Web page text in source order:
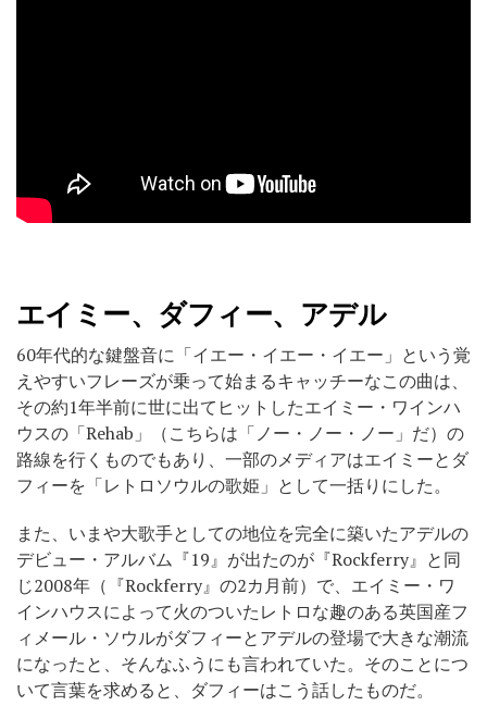
エイミー、ダフィー、アデル
60年代的な鍵盤音に「イエー・イエー・イエー」という覚
えやすいフレーズが乗って始まるキャッチーなこの曲は、
その約1年半前に世に出てヒットしたエイミー・ワインハ
ウスの「Rehab」（こちらは「ノー・ノー・ノー」だ）の
路線を行くものでもあり、一部のメディアはエイミーとダ
フィーを「レトロソウルの歌姫」として一括りにした。
また、いまや大歌手としての地位を完全に築いたアデルの
デビュー・アルバム『19』が出たのが『Rockferry』と同
じ2008年（『Rockferry』の2カ月前）で、エイミー・ワ
インハウスによって火のついたレトロな趣のある英国産フ
ィメール・ソウルがダフィーとアデルの登場で大きな潮流
になったと、そんなふうにも言われていた。そのことにつ
いて言葉を求めると、ダフィーはこう話したものだ。